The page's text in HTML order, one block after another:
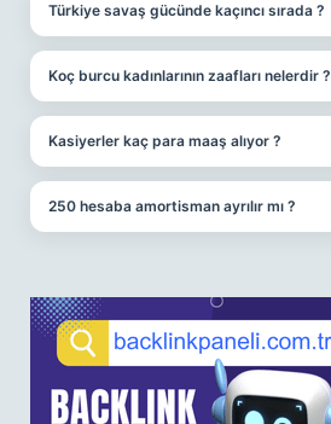
Türkiye savaş gücünde kaçıncı sırada ?
Koç burcu kadınlarının zaafları nelerdir ?
Kasiyerler kaç para maaş alıyor ?
250 hesaba amortisman ayrılır mı ?